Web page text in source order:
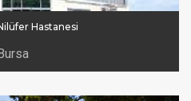
Hastanesi
Bursa